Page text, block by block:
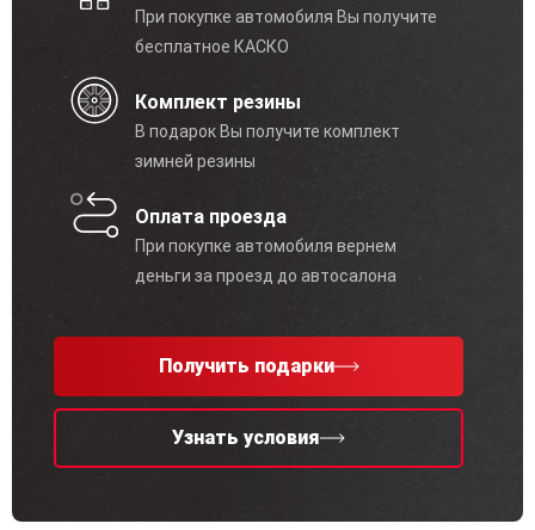
При покупке автомобиля Вы получите
бесплатное КАСКО
Комплект резины
В подарок Вы получите комплект
зимней резины
Оплата проезда
При покупке автомобиля вернем
деньги за проезд до автосалона
Получить подарки
Узнать условия